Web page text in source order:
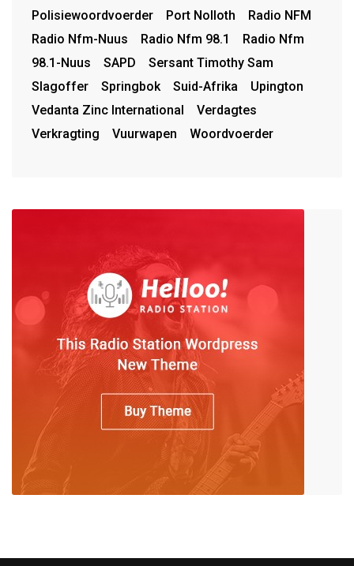
Polisiewoordvoerder
Port Nolloth
Radio NFM
Radio Nfm-Nuus
Radio Nfm 98.1
Radio Nfm
98.1-Nuus
SAPD
Sersant Timothy Sam
Slagoffer
Springbok Suid-Afrika
Upington
Vedanta Zinc International
Verdagtes
Verkragting
Vuurwapen Woordvoerder